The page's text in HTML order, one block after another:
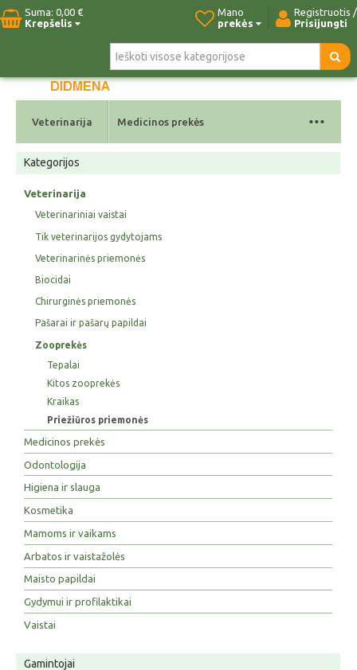
Suma: 0,00 €
Krepšelis
Registruotis /
Prisijungti
Mano
prekės
Pradžia Naujos prekės Kontaktai
Veterinarija Medicinos prekės ...
Kategorijos
Veterinarija
Veterinariniai vaistai
Tik veterinarijos gydytojams
Veterinarinės priemonės
Biocidai
Chirurginės priemonės
Pašarai ir pašarų papildai
Zooprekės
Tepalai
Kitos zooprekės
Kraikas
Priežiūros priemonės
Medicinos prekės
Odontologija
Higiena ir slauga
Kosmetika
Mamoms ir vaikams
Arbatos ir vaistažolės
Maisto papildai
Gydymui ir profilaktikai
Vaistai
Gamintojai